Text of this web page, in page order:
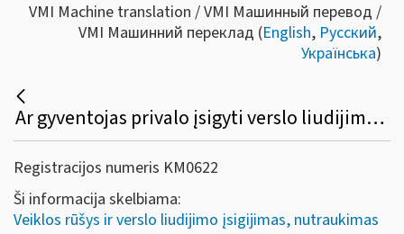
VMI Machine translation / VMI Машинный перевод /
VMI Машинний переклад (English, Русский,
Українська)
Ar gyventojas privalo įsigyti verslo liudijimą, neribojantį veiklos teritorijos, kai jis, turintis verslo liudijimą veiklai konkrečioje teritorijoje, parduoda savo gamybos prekes įmonėms, kurios yra kituose miestuose?
Registracijos numeris KM0622
Ši informacija skelbiama:
Veiklos rūšys ir verslo liudijimo įsigijimas, nutraukimas